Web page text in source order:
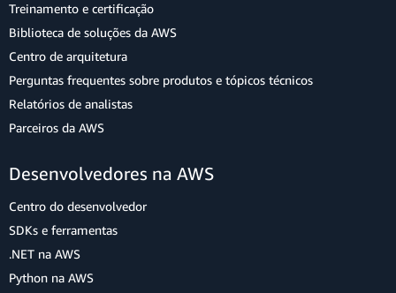
Treinamento e certificação
Biblioteca de soluções da AWS
Centro de arquitetura
Perguntas frequentes sobre produtos e tópicos técnicos
Relatórios de analistas
Parceiros da AWS
Desenvolvedores na AWS
Centro do desenvolvedor
SDKs e ferramentas
.NET na AWS
Python na AWS